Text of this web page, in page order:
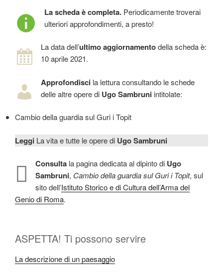
La scheda è completa. Periodicamente troverai
ulteriori approfondimenti, a presto!
La data dell’ultimo aggiornamentodella scheda è:
10 aprile 2021.
Approfondisci la lettura consultando le schede
delle altre opere di Ugo Sambruni intitolate:
Cambio della guardia sul Guri i Topit
Leggi La vita e tutte le opere di Ugo Sambruni
Consulta la pagina dedicata al dipinto di Ugo
Sambruni, Cambio della guardia sul Guri i Topit, sul
sito dell’Istituto Storico e di Cultura dell’Arma del
Genio di Roma.
ASPETTA! Ti possono servire
La descrizione di un paesaggio